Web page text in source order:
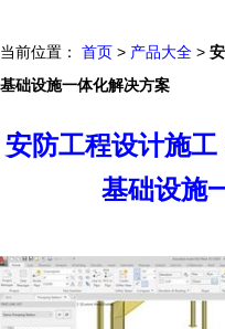
当前位置： 首页 > 产品大全 >
基础设施一体化解决方案
安防工程设计施
基础设施